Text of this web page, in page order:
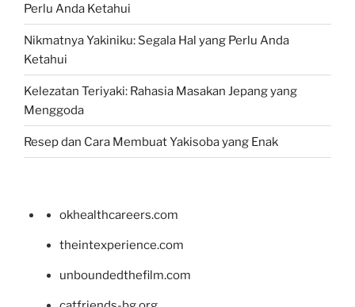
Perlu Anda Ketahui
Nikmatnya Yakiniku: Segala Hal yang Perlu Anda
Ketahui
Kelezatan Teriyaki: Rahasia Masakan Jepang yang
Menggoda
Resep dan Cara Membuat Yakisoba yang Enak
okhealthcareers.com
theintexperience.com
unboundedthefilm.com